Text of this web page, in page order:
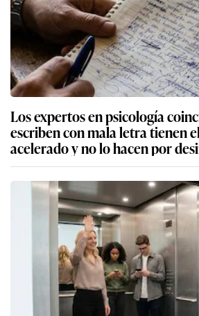
Los expertos en psicología
escriben con mala letra tienen
acelerado y no lo hacen por